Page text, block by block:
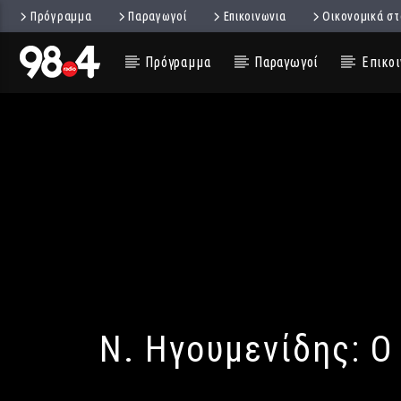
Πρόγραμμα Παραγωγοί Επικοινωνια Οικονομικά
Πρόγραμμα Παραγωγοί
Ν. Ηγουμενίδης: Ο